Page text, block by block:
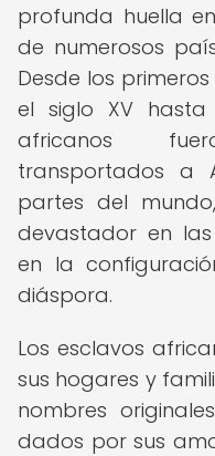
profunda huella
de numerosos
Desde los
el siglo XV hasta
africanos
transportados a
partes del
devastador en
en la
diáspora.
Los esclavos
sus hogares y
nombres
dados por sus